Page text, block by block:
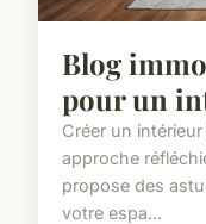
Blog
pour un
Créer un
approche
propose des
votre espa...